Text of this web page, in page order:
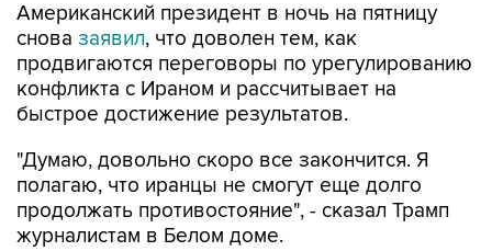
Американский президент в ночь на пятницу
снова заявил, что доволен тем, как
продвигаются переговоры по урегулированию
конфликта с Ираном и рассчитывает на
быстрое достижение результатов.
"Думаю, довольно скоро все закончится. Я
полагаю, что иранцы не смогут еще долго
продолжать противостояние", - сказал Трамп
журналистам в Белом доме.